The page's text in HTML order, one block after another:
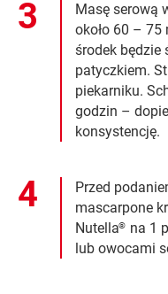
Masę serową
około 60 – 75
środek będzie
patyczkiem.
piekarniku.
godzin –
konsystencję.
Przed
mascarpone
Nutella® na 1
lub owocami